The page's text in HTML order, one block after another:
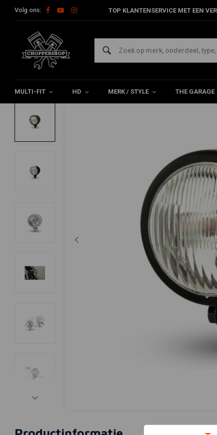
Volg ons: TOP KLANTENSERVICE MET EEN
MULTI-FIT HD MERK / STYLE THE GARAGE
Home Multi-fit Verlichting Koplampen 4,5" Custom
MAX INC
4,5" Custom Koplamp 12v/55w